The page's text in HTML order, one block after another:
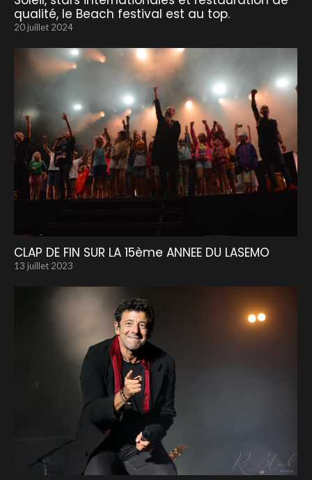
qualité, le Beach festival est au top.
20 juillet 2024
CLAP DE FIN SUR LA 15ème ANNEE DU LASEMO
13 juillet 2023